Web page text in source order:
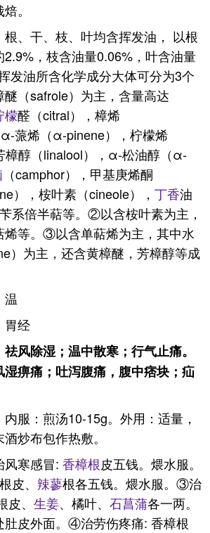
。
根、干、枝、叶均含挥发油， 以根
，枝含油量0.06%，叶含油量
发油所含化学成分大体可分为3个
（safrole）为主，含量高达
檬醛（citral），樟烯
α-蒎烯（α-pinene），柠檬烯
樟醇（linalool），α-松油醇（α-
（camphor），甲基庚烯酮
），桉叶素（cineole）， 丁香油
系倍半萜等。②以含桉叶素为主，
烯等。③以含单萜烯为主，其中水
）为主，还含黄樟醚，芳樟醇等成
温
胃经
祛风除湿；温中散寒；行气止痛。
痹痛；吐泻腹痛，腹中痞块；疝
内服：煎汤10-15g。外用：适量，
炒布包作热敷。
风寒感冒: 香樟根皮五钱。煨水服。
、 辣蓼根各五钱。煨水服。③治
、 生姜、橘叶、 石菖蒲各一两。
肚皮外面。④治劳伤疼痛: 香樟根